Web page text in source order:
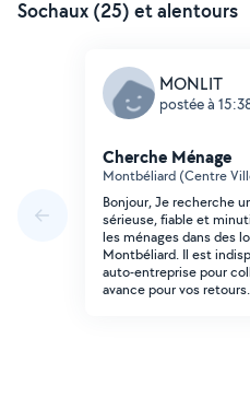
Sochaux (25) et alentours
MONLIT
postée à
Cherche Ménage
Montbéliard (Centre
Bonjour, Je recherche
sérieuse, fiable et
les ménages dans des
Montbéliard. Il est
auto-entreprise pour
avance pour vos retours.